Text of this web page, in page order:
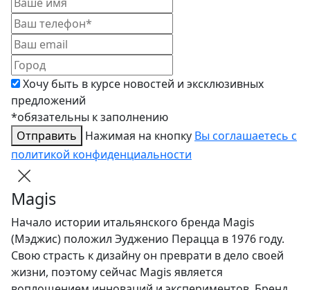
Хочу быть в курсе новостей и эксклюзивных
предложений
*обязательны к заполнению
Отправить
Нажимая на кнопку Вы соглашаетесь с
политикой конфиденциальности
Magis
Начало истории итальянского бренда Magis
(Мэджис) положил Эудженио Перацца в 1976 году.
Свою страсть к дизайну он преврати в дело своей
жизни, поэтому сейчас Magis является